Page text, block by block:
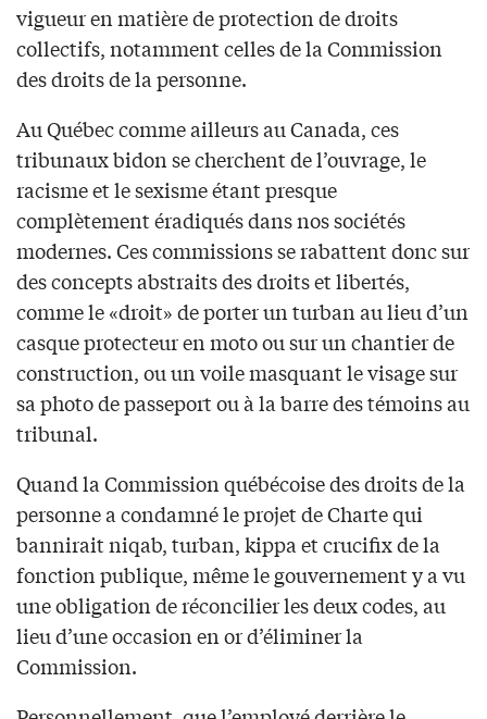
vigueur en matière de protection de droits
collectifs, notamment celles de la Commission
des droits de la personne.
Au Québec comme ailleurs au Canada, ces
tribunaux bidon se cherchent de l’ouvrage, le
racisme et le sexisme étant presque
complètement éradiqués dans nos sociétés
modernes. Ces commissions se rabattent donc sur
des concepts abstraits des droits et libertés,
comme le «droit» de porter un turban au lieu d’un
casque protecteur en moto ou sur un chantier de
construction, ou un voile masquant le visage sur
sa photo de passeport ou à la barre des témoins au
tribunal.
Quand la Commission québécoise des droits de la
personne a condamné le projet de Charte qui
bannirait niqab, turban, kippa et crucifix de la
fonction publique, même le gouvernement y a vu
une obligation de réconcilier les deux codes, au
lieu d’une occasion en or d’éliminer la
Commission.